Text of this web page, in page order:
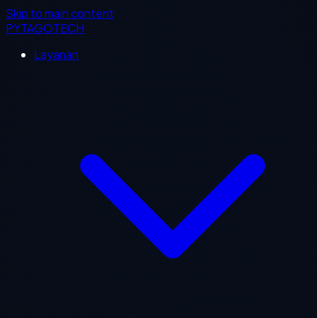
Skip to main content
PYTAGOTECH
Layanan